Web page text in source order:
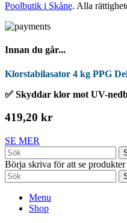
Poolbutik i Skåne. Alla
Innan du går...
Klorstabilasator 4 kg PPG
✅ Skyddar klor mot UV-
419,20 kr
SE MER
Börja skriva för att se produkter
Menu
Shop